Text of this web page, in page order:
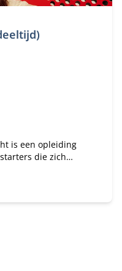
is een opleiding
die zich